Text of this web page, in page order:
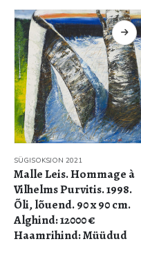
SÜGISOKSJON 2021
Malle Leis. Hommage à
Vilhelms Purvitis. 1998.
Õli, lõuend. 90 x 90 cm.
Alghind: 12000 €
Haamrihind: Müüdud